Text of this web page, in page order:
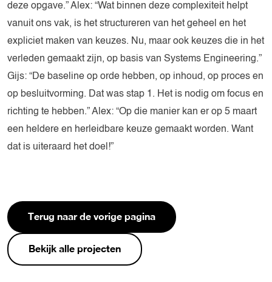
deze opgave.” Alex: “Wat binnen deze complexiteit helpt
vanuit ons vak, is het structureren van het geheel en het
expliciet maken van keuzes. Nu, maar ook keuzes die in het
verleden gemaakt zijn, op basis van Systems Engineering.”
Gijs: “De baseline op orde hebben, op inhoud, op proces en
op besluitvorming. Dat was stap 1. Het is nodig om focus en
richting te hebben.” Alex: “Op die manier kan er op 5 maart
een heldere en herleidbare keuze gemaakt worden. Want
dat is uiteraard het doel!”
Terug naar de vorige pagina
Bekijk alle projecten